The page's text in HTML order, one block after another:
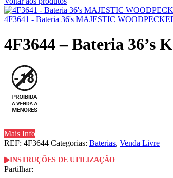
4F3641 - Bateria 36's MAJESTIC
4F3644 – Bateria 36’s
Mais Info
REF: 4F3644 Categorias: Baterias, Venda Livre
INSTRUÇÕES DE UTILIZAÇÃO
Partilhar: